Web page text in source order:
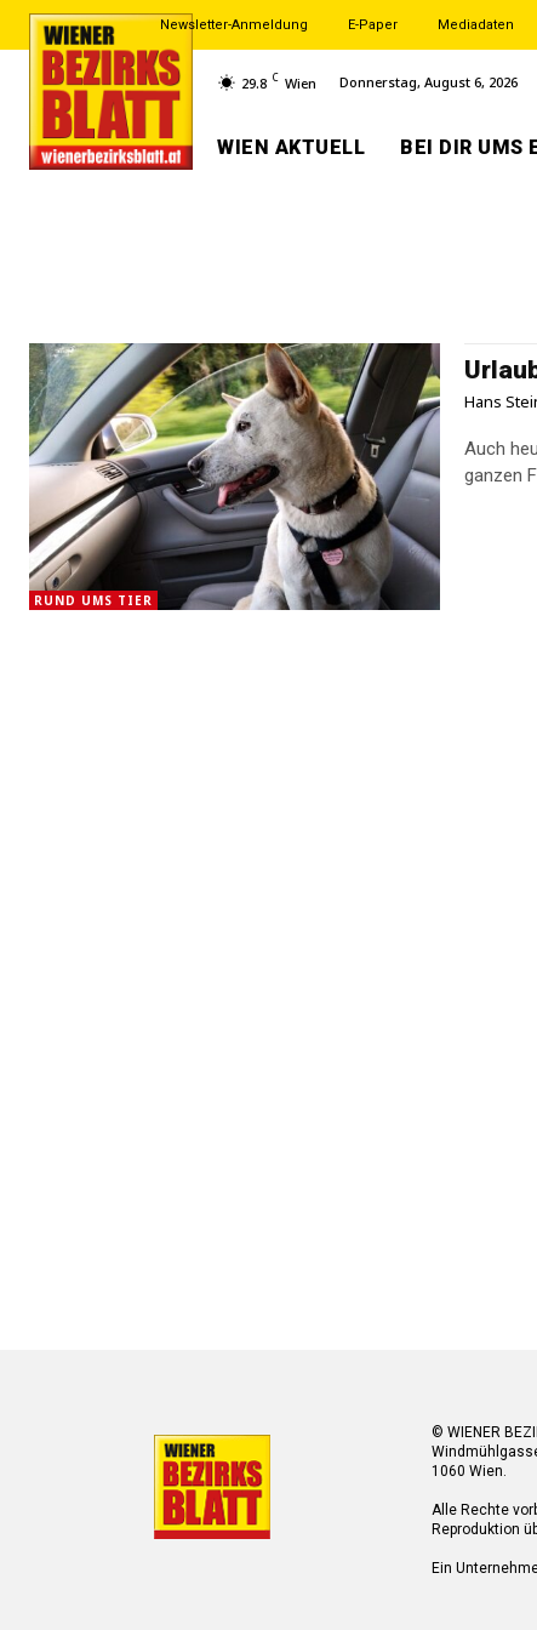
Newsletter-Anmeldung E-Paper Mediadaten
29.8 C Wien Donnerstag, August 6, 2026
WIEN AKTUELL BEI DIR UMS
RUND UMS TIER
Hans
Auch
ganzen
© WIENER
1060 Wien.
Alle Rechte
Reproduktion
Ein